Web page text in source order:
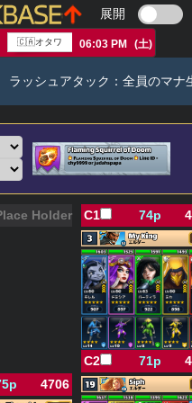
展開
🇨🇦オタワ 06:03 PM (土)
ラッシュアタック： 全員のマナ
Holder
4706
C1 74p
C2 71p